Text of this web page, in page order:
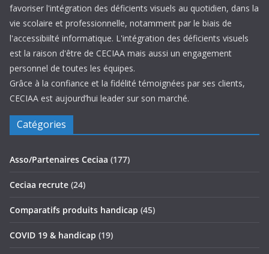
favoriser l'intégration des déficients visuels au quotidien, dans la
vie scolaire et professionnelle, notamment par le biais de
l'accessibiilté informatique. L'intégration des déficients visuels
est la raison d'être de CECIAA mais aussi un engagement
personnel de toutes les équipes.
Grâce à la confiance et la fidélité témoignées par ses clients,
CECIAA est aujourd’hui leader sur son marché.
Catégories
Asso/Partenaires Ceciaa (177)
Ceciaa recrute (24)
Comparatifs produits handicap (45)
COVID 19 & handicap (19)